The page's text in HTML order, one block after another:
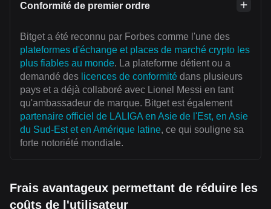
Conformité de premier ordre
Bitget a été reconnu par Forbes comme l'une des
plateformes d'échange et places de marché crypto les
plus fiables au monde. La plateforme détient ou a
demandé des licences de conformité dans plusieurs
pays et a déjà collaboré avec Lionel Messi en tant
qu'ambassadeur de marque. Bitget est également
partenaire officiel de LALIGA en Asie de l'Est, en Asie
du Sud-Est et en Amérique latine, ce qui souligne sa
forte notoriété mondiale.
Frais avantageux permettant de réduire les
coûts de l'utilisateur